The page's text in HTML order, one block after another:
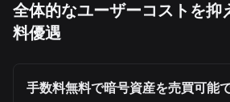
全体的なユーザーコストを抑
料優遇
手数料無料で暗号資産を売買可能